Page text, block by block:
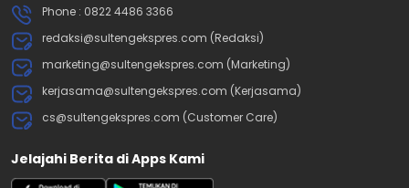
Phone : 0822 4486 3366
redaksi@sultengekspres.com (Redaksi)
marketing@sultengekspres.com (Marketing)
kerjasama@sultengekspres.com (Kerjasama)
cs@sultengekspres.com (Customer Care)
Jelajahi Berita di Apps Kami